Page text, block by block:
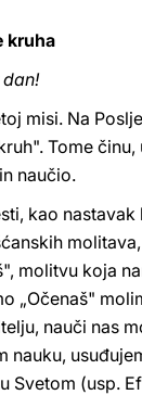
kruha
misi. Na
Tome
naučio.
kao
molitvu koja
„Očenaš"
nauči nas
nauku,
Svetom (usp.